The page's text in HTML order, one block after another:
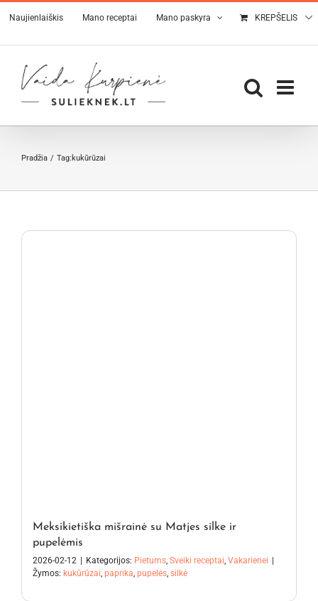
Skip
to
content
Naujienlaiškis Mano receptai Mano paskyra KREPŠELIS
Pradžia Tag:kukūrūzai
Meksikietiška mišrainė su Matjes silke ir
pupelėmis
2026-02-12 | Kategorijos: Pietums Sveiki receptai Vakarienei |
Žymos: kukūrūzai paprika pupelės silkė